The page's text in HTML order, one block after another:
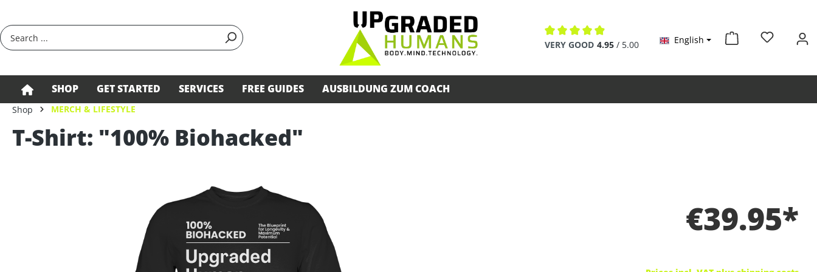
Average rating of 4.9 out of 5 stars
VERY GOOD 4.95 / 5.00 English
SHOP GET STARTED SERVICES FREE GUIDES AUSBILDUNG ZUM COACH
Shop MERCH & LIFESTYLE
T-Shirt: "100% Biohacked"
€39.95*